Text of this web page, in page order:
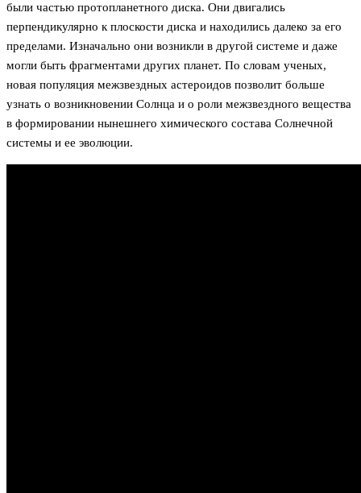
были частью протопланетного диска. Они двигались
перпендикулярно к плоскости диска и находились далеко за его
пределами. Изначально они возникли в другой системе и даже
могли быть фрагментами других планет. По словам ученых,
новая популяция межзвездных астероидов позволит больше
узнать о возникновении Солнца и о роли межзвездного вещества
в формировании нынешнего химического состава Солнечной
системы и ее эволюции.